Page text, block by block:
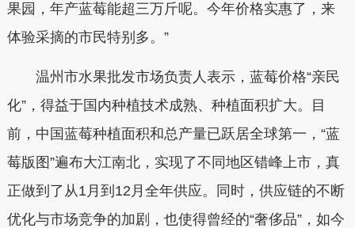
果园，年产蓝莓能超三万斤呢。今年价格实惠了，来
体验采摘的市民特别多。”
温州市水果批发市场负责人表示，蓝莓价格“亲民
化”，得益于国内种植技术成熟、种植面积扩大。目
前，中国蓝莓种植面积和总产量已跃居全球第一，“蓝
莓版图”遍布大江南北，实现了不同地区错峰上市，真
正做到了从1月到12月全年供应。同时，供应链的不断
优化与市场竞争的加剧，也使得曾经的“奢侈品”，如今